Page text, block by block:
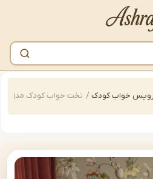
کودک / تخت خواب کودک مدل | bedkid-H400